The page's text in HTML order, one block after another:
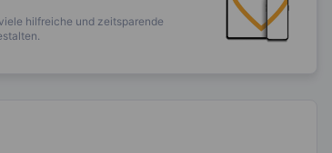
hilfreiche und zeitsparende